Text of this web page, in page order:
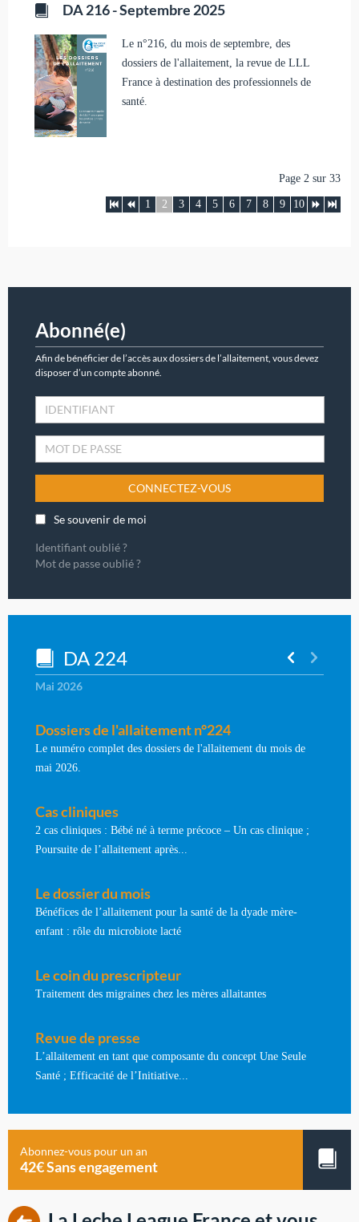
DA 216 - Septembre 2025
Le n°216, du mois de septembre, des
dossiers de l'allaitement, la revue de LLL
France à destination des professionnels de
santé.
Page 2 sur 33
1 2 3 4 5 6 7 8 9 10
Abonné(e)
Afin de bénéficier de l’accès aux dossiers de l’allaitement, vous devez
disposer d’un compte abonné.
CONNECTEZ-VOUS
Se souvenir de moi
Identifiant oublié ?
Mot de passe oublié ?
DA 224
Mai 2026
Dossiers de l'allaitement n°224
Le numéro complet des dossiers de l'allaitement du mois de
mai 2026.
Cas cliniques
2 cas cliniques : Bébé né à terme précoce – Un cas clinique ;
Poursuite de l’allaitement après...
Le dossier du mois
Bénéfices de l’allaitement pour la santé de la dyade mère-
enfant : rôle du microbiote lacté
Le coin du prescripteur
Traitement des migraines chez les mères allaitantes
Revue de presse
L’allaitement en tant que composante du concept Une Seule
Santé ; Efficacité de l’Initiative...
Abonnez-vous pour un an
42€ Sans engagement